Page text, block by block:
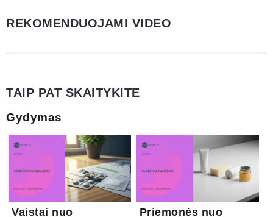
REKOMENDUOJAMI VIDEO
TAIP PAT SKAITYKITE
Gydymas
Vaistai nuo Priemonės nuo